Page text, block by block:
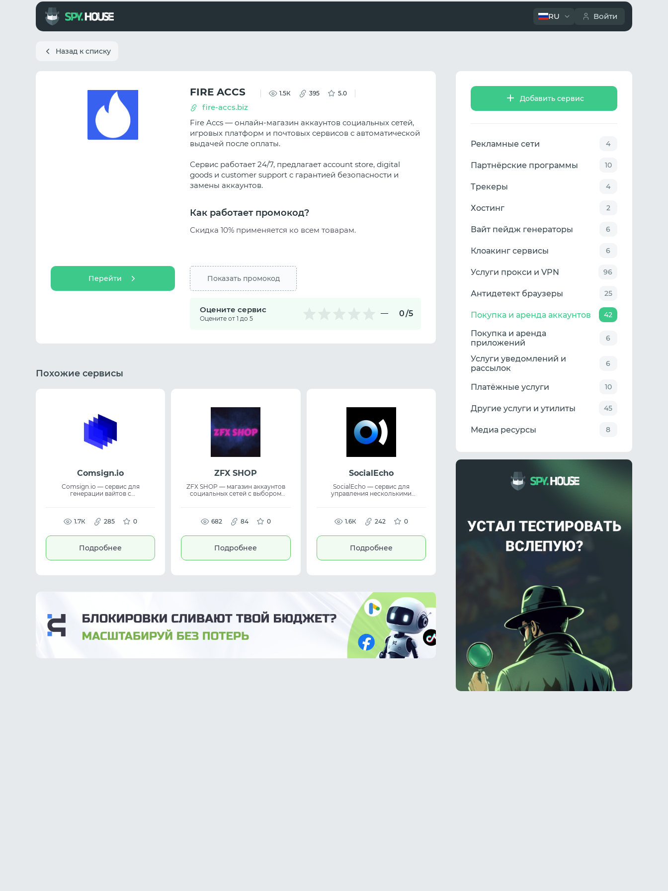
RU Войти
Назад к списку
fire-accs.biz
FIRE ACCS 1.5К 395 5.0
Fire Accs — онлайн-магазин аккаунтов социальных сетей,
игровых платформ и почтовых сервисов с автоматической
выдачей после оплаты.
Сервис работает 24/7, предлагает account store, digital
goods и customer support с гарантией безопасности и
замены аккаунтов.
Как работает промокод?
Скидка 10% применяется ко всем товарам.
Перейти Показать промокод
Оцените сервис
Оцените от 1 до 5 0/5
Похожие сервисы
Comsign.io
Comsign.io — сервис для
генерации вайтов с
подходящие для модерации в
рекламных сетях и запуска
рекламных кампаний. Инструмент
время и обеспечивает их
арбитража трафика, digital-
рекламными сетями, где важны
1.7К 285 0
Подробнее
ZFX SHOP
ZFX SHOP — магазин аккаунтов
социальных сетей с выбором
TikTok и других популярных
выгодные цены, качество и
media accounts, Google accounts,
рабочих задач.
682 84 0
Подробнее
SocialEcho
SocialEcho — сервис для
управления несколькими
панелью публикаций, аналитики и
мониторинга. Платформа
поддерживает официальную
блокировок аккаунтов и подходит
управления социальными медиа.
1.6К 242 0
Подробнее
Добавить сервис
Рекламные сети 4
Партнёрские программы 10
Трекеры 4
Хостинг 2
Вайт пейдж генераторы 6
Клоакинг сервисы 6
Услуги прокси и VPN 96
Антидетект браузеры 25
Покупка и аренда аккаунтов 42
Покупка и аренда
приложений
6
Услуги уведомлений и
рассылок
6
Платёжные услуги 10
Другие услуги и утилиты 45
Медиа ресурсы 8